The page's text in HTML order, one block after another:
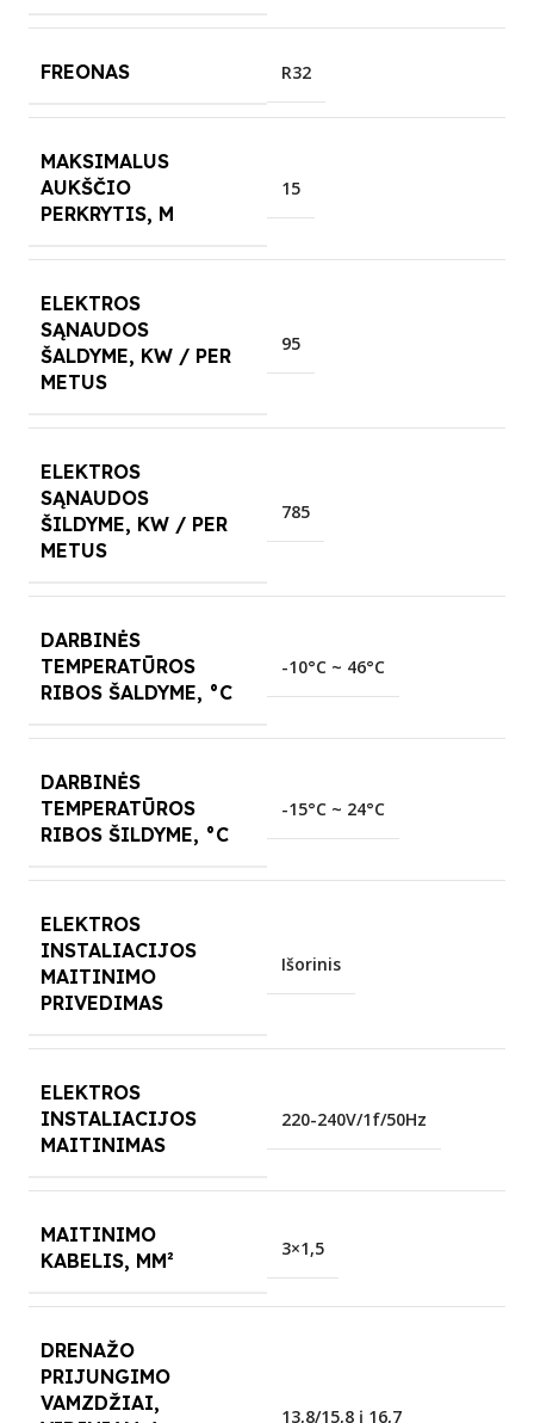
FREONAS R32
MAKSIMALUS
AUKŠČIO
PERKRYTIS, M
15
ELEKTROS
SĄNAUDOS
ŠALDYME, KW / PER
METUS
95
ELEKTROS
SĄNAUDOS
ŠILDYME, KW / PER
METUS
785
DARBINĖS
TEMPERATŪROS
RIBOS ŠALDYME, °C
-10°C ~ 46°C
DARBINĖS
TEMPERATŪROS
RIBOS ŠILDYME, °C
-15°C ~ 24°C
ELEKTROS
INSTALIACIJOS
MAITINIMO
PRIVEDIMAS
Išorinis
ELEKTROS
INSTALIACIJOS
MAITINIMAS
220-240V/1f/50Hz
MAITINIMO
KABELIS, MM²
3×1,5
DRENAŽO
PRIJUNGIMO
VAMZDŽIAI,
13,8/15,8 į 16,7